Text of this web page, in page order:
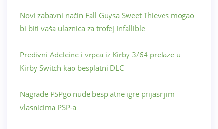
Novi zabavni način Fall Guysa Sweet Thieves mogao
bi biti vaša ulaznica za trofej Infallible
Predivni Adeleine i vrpca iz Kirby 3/64 prelaze u
Kirby Switch kao besplatni DLC
Nagrade PSPgo nude besplatne igre prijašnjim
vlasnicima PSP-a